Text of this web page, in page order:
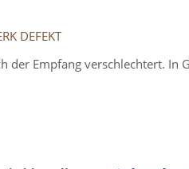
DEFEKT
der Empfang verschlechtert.